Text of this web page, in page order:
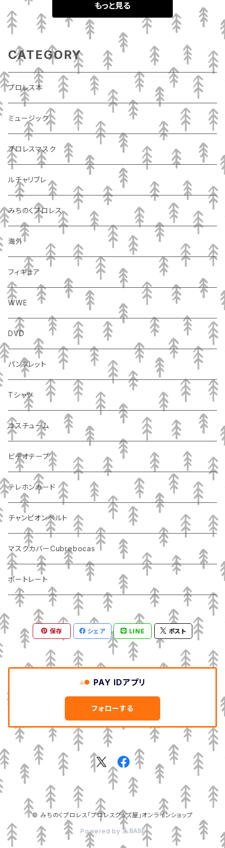
もっと見る
CATEGORY
プロレス本
ミュージック
プロレスマスク
ルチャリブレ
みちのくプロレス
海外
フィギュア
WWE
DVD
パンフレット
Tシャツ
コスチューム
ビデオテープ
テレホンカード
チャンピオンベルト
マスクカバーCubrebocas
ポートレート
保存 シェア LINE ポスト
PAY IDアプリ
フォローする
© みちのくプロレス「プロレスグッズ屋」オンラインショップ
Powered by